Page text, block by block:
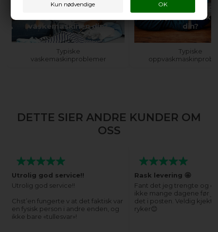
vaskemaskinen din?
Typiske
vaskemaskinproblemer
Trenger du hjelp
din?
Typiske
DETTE SIER ANDRE KUNDER OM
OSS
Utrolig god service!!
Utrolig god service!!
Chst’en fungerte v at det faktisk var
en fysisk person i andre enden, og
ikke bare «tullesvar»!
Rask levering 🤩
Fant det jeg trengte og
ikke mange dagene før
det i posten. Veldig kjekt
ryker😊